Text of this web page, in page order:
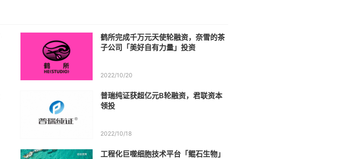
鹤所完成千万元天使轮融资，奈雪的茶
子公司「美好自有力量」投资
2022/10/20
普瑞纯证获超亿元B轮融资，君联资本
领投
2022/10/18
工程化巨噬细胞技术平台「鲲石生物」